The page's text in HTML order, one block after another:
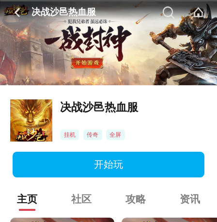
决战沙邑热血服
决战沙邑热血服
挂机 传奇 全屏
开始玩
主页 社区 攻略 资讯